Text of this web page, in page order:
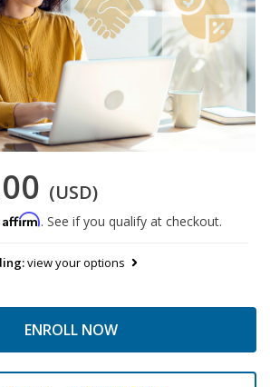
(USD)
Affirm. See if you qualify at checkout.
view your options
ENROLL NOW